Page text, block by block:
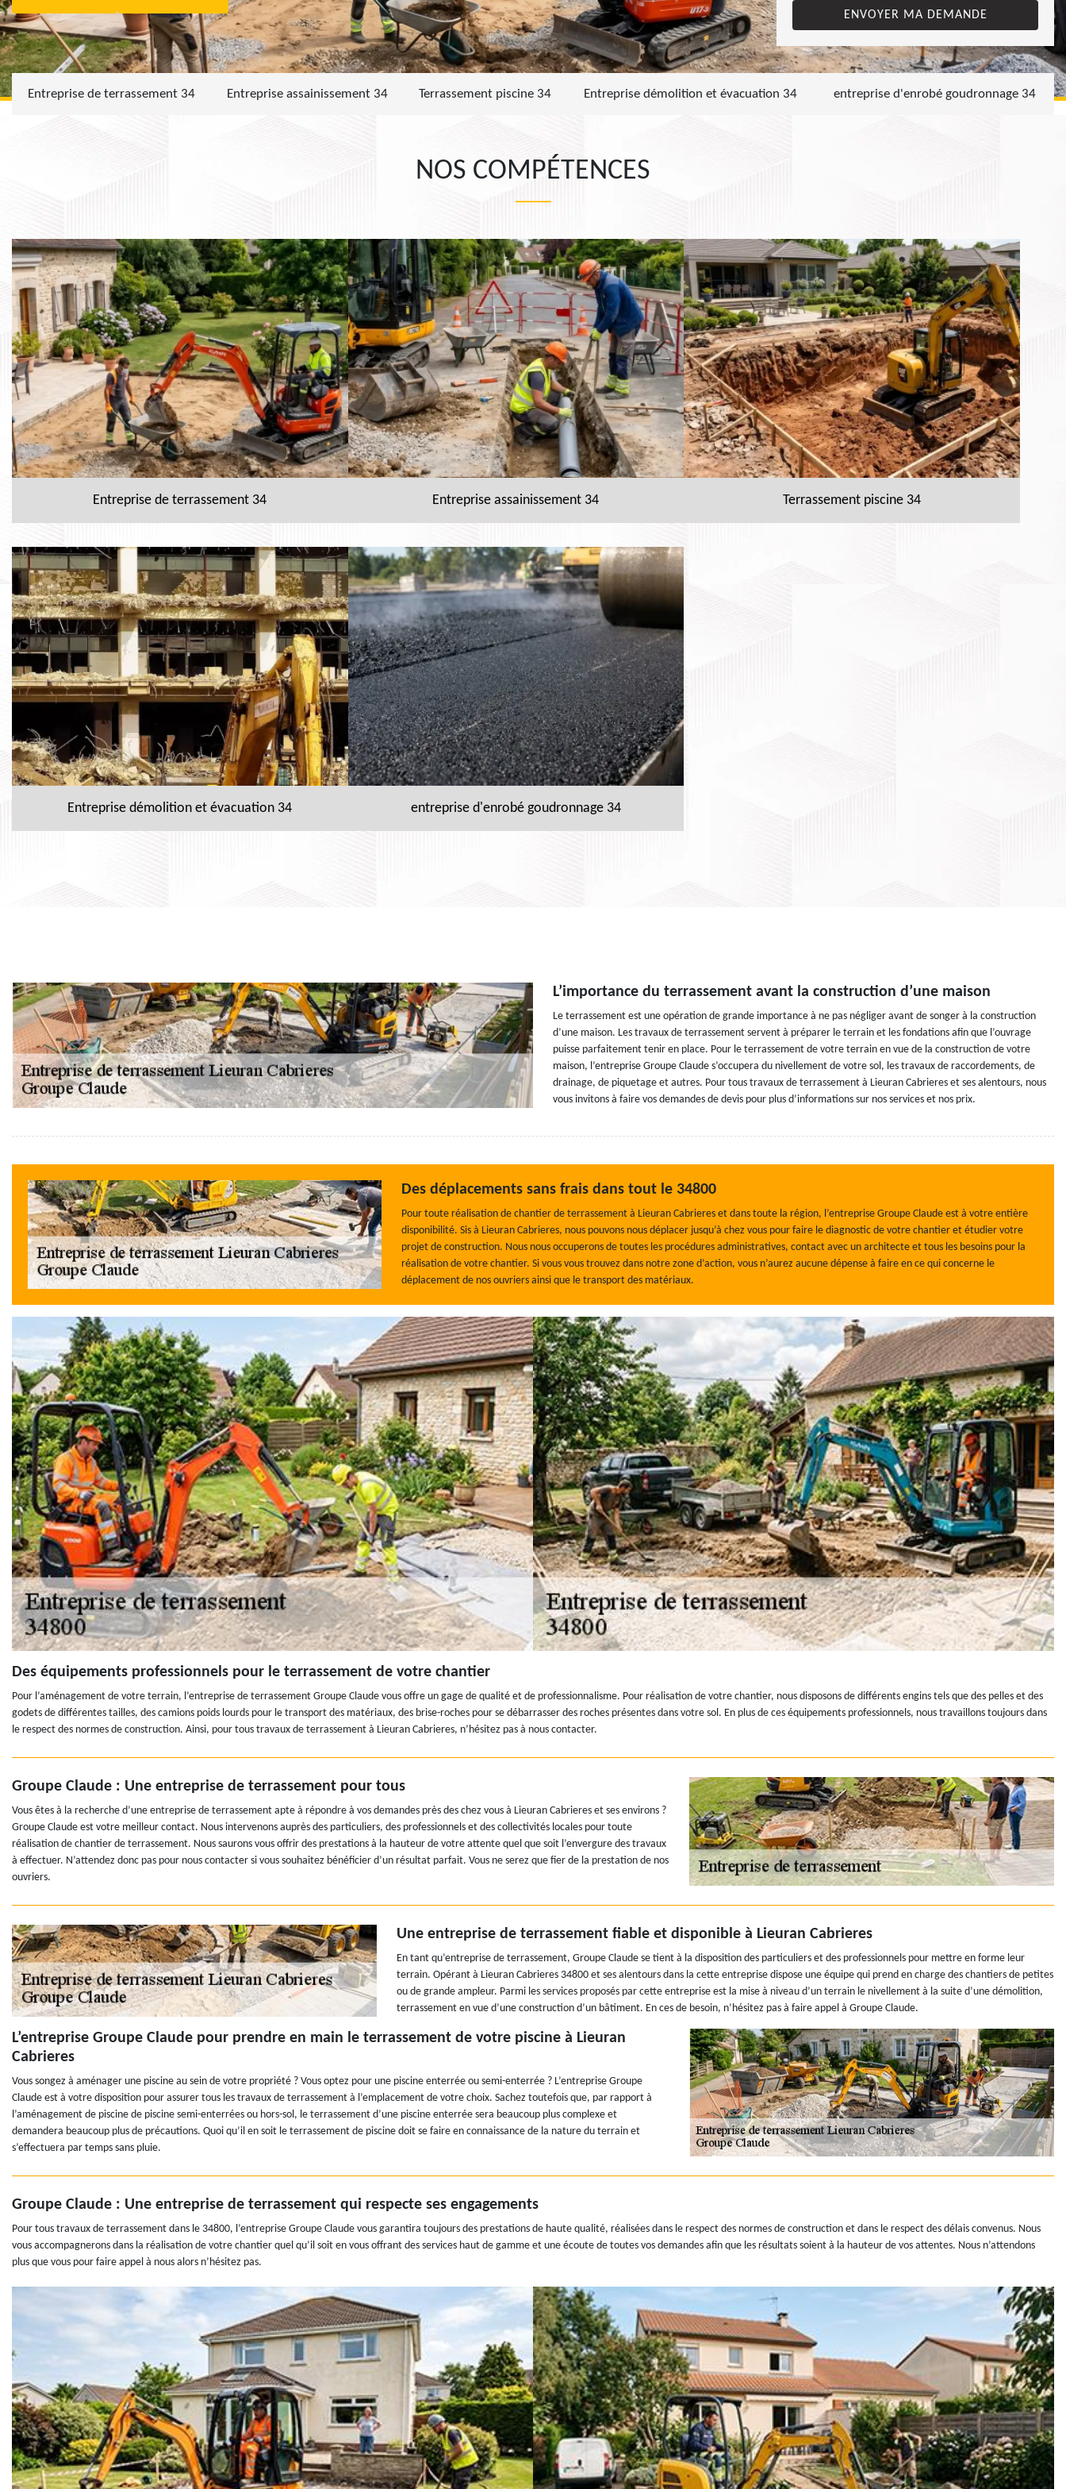
Entreprise de terrassement 34 Entreprise assainissement 34 Terrassement piscine 34 Entreprise démolition et évacuation 34 entreprise d'enrobé goudronnage 34
NOS COMPÉTENCES
Entreprise de terrassement 34 Entreprise assainissement 34 Terrassement piscine 34
Entreprise démolition et évacuation 34 entreprise d'enrobé goudronnage 34
L’importance du terrassement avant la construction d’une maison
Le terrassement est une opération de grande importance à ne pas négliger avant de songer à la construction
d’une maison. Les travaux de terrassement servent à préparer le terrain et les fondations afin que l’ouvrage
puisse parfaitement tenir en place. Pour le terrassement de votre terrain en vue de la construction de votre
maison, l’entreprise Groupe Claude s’occupera du nivellement de votre sol, les travaux de raccordements, de
drainage, de piquetage et autres. Pour tous travaux de terrassement à Lieuran Cabrieres et ses alentours, nous
vous invitons à faire vos demandes de devis pour plus d’informations sur nos services et nos prix.
Des déplacements sans frais dans tout le 34800
Pour toute réalisation de chantier de terrassement à Lieuran Cabrieres et dans toute la région, l’entreprise Groupe Claude est à votre entière
disponibilité. Sis à Lieuran Cabrieres, nous pouvons nous déplacer jusqu’à chez vous pour faire le diagnostic de votre chantier et étudier votre
projet de construction. Nous nous occuperons de toutes les procédures administratives, contact avec un architecte et tous les besoins pour la
réalisation de votre chantier. Si vous vous trouvez dans notre zone d’action, vous n’aurez aucune dépense à faire en ce qui concerne le
déplacement de nos ouvriers ainsi que le transport des matériaux.
Des équipements professionnels pour le terrassement de votre chantier
Pour l’aménagement de votre terrain, l’entreprise de terrassement Groupe Claude vous offre un gage de qualité et de professionnalisme. Pour réalisation de votre chantier, nous disposons de différents engins tels que des pelles et des
godets de différentes tailles, des camions poids lourds pour le transport des matériaux, des brise-roches pour se débarrasser des roches présentes dans votre sol. En plus de ces équipements professionnels, nous travaillons toujours dans
le respect des normes de construction. Ainsi, pour tous travaux de terrassement à Lieuran Cabrieres, n’hésitez pas à nous contacter.
Groupe Claude : Une entreprise de terrassement pour tous
Vous êtes à la recherche d’une entreprise de terrassement apte à répondre à vos demandes près des chez vous à Lieuran Cabrieres et ses environs ?
Groupe Claude est votre meilleur contact. Nous intervenons auprès des particuliers, des professionnels et des collectivités locales pour toute
réalisation de chantier de terrassement. Nous saurons vous offrir des prestations à la hauteur de votre attente quel que soit l’envergure des travaux
à effectuer. N’attendez donc pas pour nous contacter si vous souhaitez bénéficier d’un résultat parfait. Vous ne serez que fier de la prestation de nos
ouvriers.
Une entreprise de terrassement fiable et disponible à Lieuran Cabrieres
En tant qu’entreprise de terrassement, Groupe Claude se tient à la disposition des particuliers et des professionnels pour mettre en forme leur
terrain. Opérant à Lieuran Cabrieres 34800 et ses alentours dans la cette entreprise dispose une équipe qui prend en charge des chantiers de petites
ou de grande ampleur. Parmi les services proposés par cette entreprise est la mise à niveau d’un terrain le nivellement à la suite d’une démolition,
terrassement en vue d’une construction d’un bâtiment. En ces de besoin, n’hésitez pas à faire appel à Groupe Claude.
L’entreprise Groupe Claude pour prendre en main le terrassement de votre piscine à Lieuran
Cabrieres
Vous songez à aménager une piscine au sein de votre propriété ? Vous optez pour une piscine enterrée ou semi-enterrée ? L’entreprise Groupe
Claude est à votre disposition pour assurer tous les travaux de terrassement à l’emplacement de votre choix. Sachez toutefois que, par rapport à
l’aménagement de piscine de piscine semi-enterrées ou hors-sol, le terrassement d’une piscine enterrée sera beaucoup plus complexe et
demandera beaucoup plus de précautions. Quoi qu’il en soit le terrassement de piscine doit se faire en connaissance de la nature du terrain et
s’effectuera par temps sans pluie.
Groupe Claude : Une entreprise de terrassement qui respecte ses engagements
Pour tous travaux de terrassement dans le 34800, l’entreprise Groupe Claude vous garantira toujours des prestations de haute qualité, réalisées dans le respect des normes de construction et dans le respect des délais convenus. Nous
vous accompagnerons dans la réalisation de votre chantier quel qu’il soit en vous offrant des services haut de gamme et une écoute de toutes vos demandes afin que les résultats soient à la hauteur de vos attentes. Nous n’attendons
plus que vous pour faire appel à nous alors n’hésitez pas.